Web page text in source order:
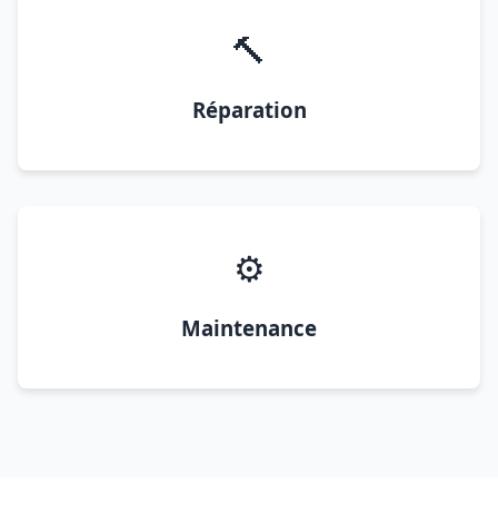
🔨
Réparation
⚙️
Maintenance